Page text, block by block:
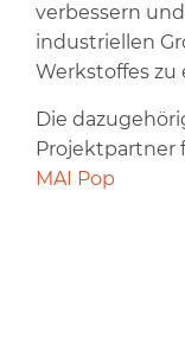
verbessern
industriellen
Werkstoffes zu
Die
Projektpartner
MAI Pop